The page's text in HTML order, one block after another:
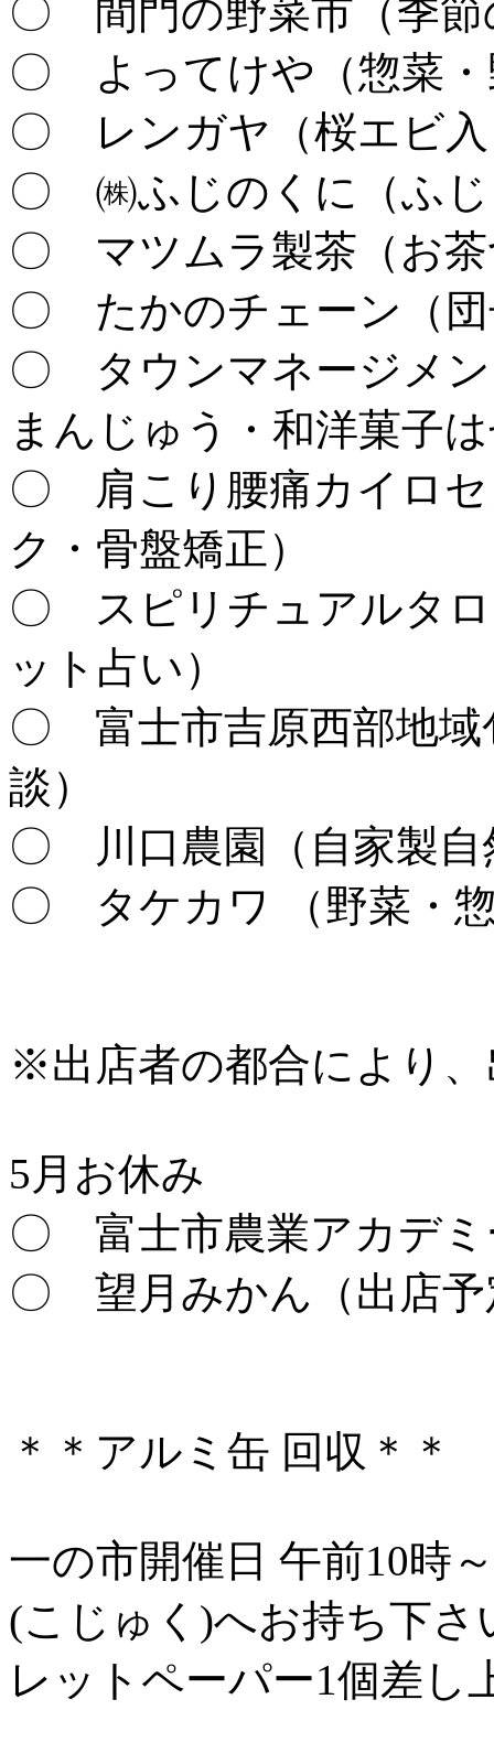
〇 間門の野菜市（季節
〇 よってけや（惣菜・
〇 レンガヤ（桜エビ入
〇 ㈱ふじのくに（ふ
〇 マツムラ製茶（お茶
〇 たかのチェーン（団
〇 タウンマネージメン
まんじゅう・和洋菓子
〇 肩こり腰痛カイロ
ク・骨盤矯正）
〇 スピリチュアルタ
ット占い）
〇 富士市吉原西部地域
談）
〇 川口農園（自家製自
〇 タケカワ （野菜・
※出店者の都合により
5月お休み
〇 富士市農業アカデ
〇 望月みかん（出店予
＊＊アルミ缶 回収＊＊
一の市開催日 午前10時
(こじゅく)へお持ち下さ
レットペーパー1個差し